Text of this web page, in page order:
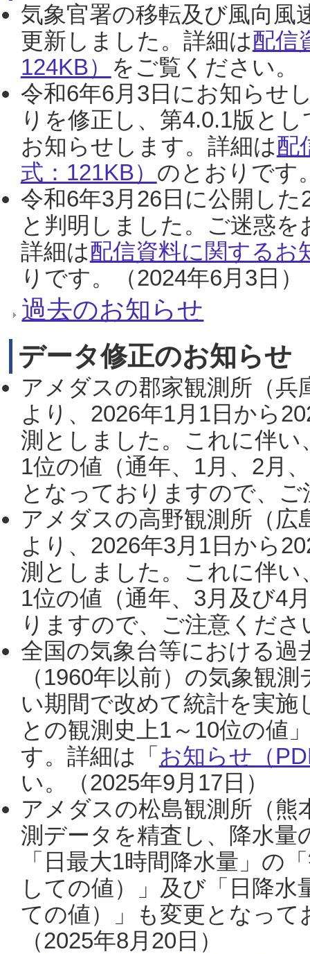
気象官署の移転及び風向風
更新しました。詳細は配信
124KB） をご覧ください。
令和6年6月3日にお知らせ
りを修正し、第4.0.1版と
お知らせします。詳細は配
式：121KB） のとおりです
令和6年3月26日に公開し
と判明しました。ご迷惑
詳細は配信資料に関するお
りです。（2024年6月3日）
過去のお知らせ
データ修正のお知らせ
アメダスの郡家観測所（
より、2026年1月1日から
測としました。これに伴い
1位の値（通年、1月、2月
となっておりますので、
アメダスの高野観測所（
より、2026年3月1日から
測としました。これに伴い
1位の値（通年、3月及び4
りますので、ご注意くだ
全国の気象台等における過
（1960年以前）の気象観
い期間で改めて統計を実
との観測史上1～10位の値
す。詳細は「 お知らせ（
い。（2025年9月17日）
アメダスの松島観測所（熊
測データを精査し、降水
「日最大1時間降水量」の
しての値）」及び「日降
ての値）」も変更となっ
（2025年8月20日）